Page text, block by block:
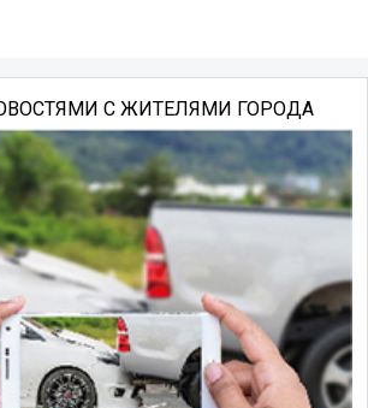
С ЖИТЕЛЯМИ ГОРОДА